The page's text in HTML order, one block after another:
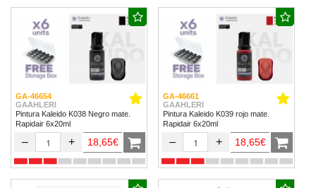
GA-46654
GAAHLERI
Pintura Kaleido K038 Negro mate.
Rapidair 6x20ml
– + 18,65€
GA-46661
GAAHLERI
Pintura Kaleido K039 rojo mate.
Rapidair 6x20ml
– + 18,65€